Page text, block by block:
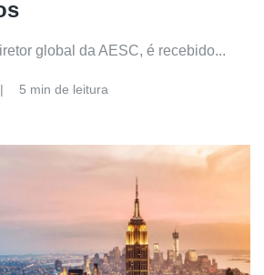
global da AESC, é recebido...
5 min de leitura